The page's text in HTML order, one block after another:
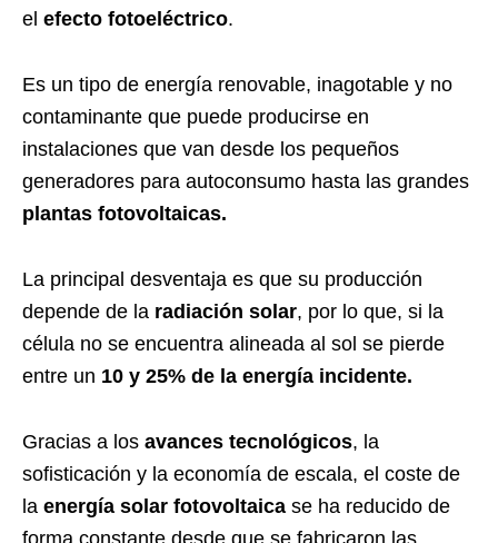
el efecto fotoeléctrico.
Es un tipo de energía renovable, inagotable y no
contaminante que puede producirse en
instalaciones que van desde los pequeños
generadores para autoconsumo hasta las grandes
plantas fotovoltaicas.
La principal desventaja es que su producción
depende de la radiación solar, por lo que, si la
célula no se encuentra alineada al sol se pierde
entre un 10 y 25% de la energía incidente.
Gracias a los avances tecnológicos, la
sofisticación y la economía de escala, el coste de
la energía solar fotovoltaica se ha reducido de